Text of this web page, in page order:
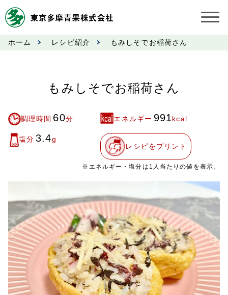
お知らせ
市況情報
奨励金受託手数料
営業日カレンダー
会社案内
多摩青果便り
採用情報
ホーム レシピ紹介 もみしそでお稲荷さん
もみしそでお稲荷さん
調理時間 60分 エネルギー 991kcal
塩分 3.4g
レシピをプリント
※エネルギー・塩分は1人当たりの値を表示。